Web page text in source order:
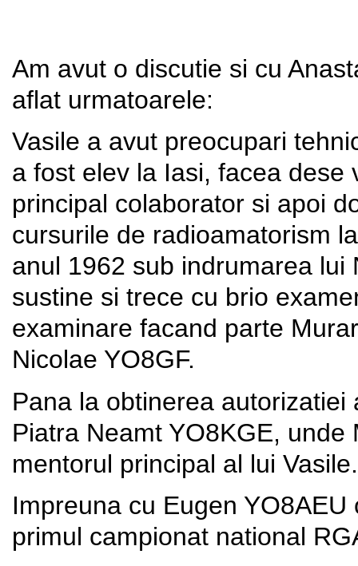
Am avut o discutie si cu
aflat urmatoarele:
Vasile a avut preocupari
a fost elev la Iasi, facea dese
principal colaborator si apoi
cursurile de radioamatorism
anul 1962 sub indrumarea lui
sustine si trece cu brio
examinare facand parte
Nicolae YO8GF.
Pana la obtinerea
Piatra Neamt YO8KGE,
mentorul principal al lui Vasile.
Impreuna cu Eugen
primul campionat national